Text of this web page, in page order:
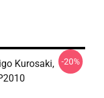
Kurosaki,
-20%